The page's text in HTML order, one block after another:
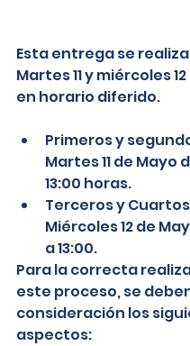
Esta entrega se
Martes 11 y miércoles
en horario diferido.
Primeros y
Martes 11 de Mayo
13:00 horas.
Terceros y
Miércoles 12 de
a 13:00.
Para la correcta
este proceso, se
consideración los
aspectos: